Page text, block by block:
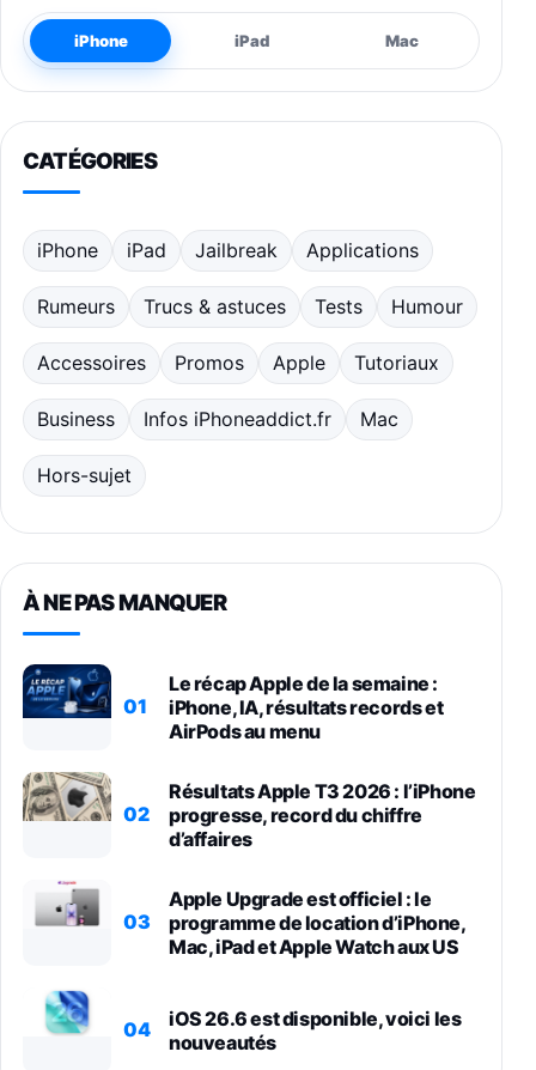
iPhone iPad Mac
CATÉGORIES
iPhone iPad Jailbreak Applications
Rumeurs Trucs & astuces Tests Humour
Accessoires Promos Apple Tutoriaux
Business Infos iPhoneaddict.fr Mac
Hors-sujet
À NE PAS MANQUER
01
Le récap Apple de la semaine :
iPhone, IA, résultats records et
AirPods au menu
02
Résultats Apple T3 2026 : l’iPhone
progresse, record du chiffre
d’affaires
03
Apple Upgrade est officiel : le
programme de location d’iPhone,
Mac, iPad et Apple Watch aux US
04
iOS 26.6 est disponible, voici les
nouveautés